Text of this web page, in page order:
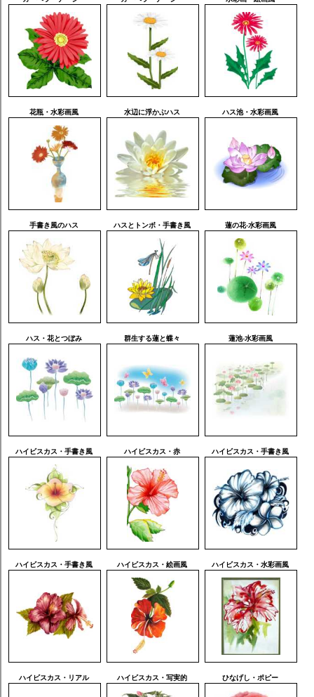
花瓶・水彩画風 水辺に浮かぶハス ハス池・水彩画風
手書き風のハス ハスとトンボ・手書き風 蓮の花-水彩画風
ハス・花とつぼみ 群生する蓮と蝶々 蓮池-水彩画風
ハイビスカス・手書き風 ハイビスカス・赤 ハイビスカス・手書き風
ハイビスカス・手書き風 ハイビスカス・絵画風 ハイビスカス・水彩画風
ハイビスカス・リアル ハイビスカス・写実的 ひなげし・ポピー